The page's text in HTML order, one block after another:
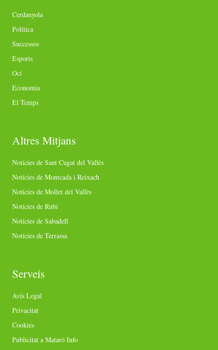
Cerdanyola
Política
Successos
Esports
Oci
Economia
El Temps
Altres Mitjans
Notícies de Sant Cugat del Vallès
Notícies de Montcada i Reixach
Notícies de Mollet del Vallès
Notícies de Rubí
Notícies de Sabadell
Notícies de Terrassa
Serveis
Avís Legal
Privacitat
Cookies
Publicitat a Mataró Info